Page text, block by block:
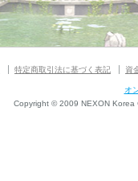
特定商取引法に基づく表記 資
オ
Copyright © 2009 NEXON Korea